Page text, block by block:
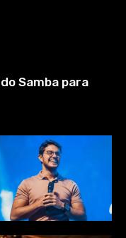
Samba para